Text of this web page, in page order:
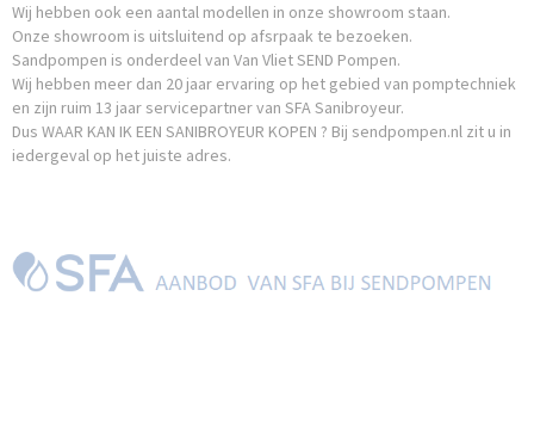
Wij hebben ook een aantal modellen in onze showroom staan.
Onze showroom is uitsluitend op afsrpaak te bezoeken.
Sandpompen is onderdeel van Van Vliet SEND Pompen.
Wij hebben meer dan 20 jaar ervaring op het gebied van pomptechniek
en zijn ruim 13 jaar servicepartner van SFA Sanibroyeur.
Dus WAAR KAN IK EEN SANIBROYEUR KOPEN ? Bij sendpompen.nl zit u in
iedergeval op het juiste adres.